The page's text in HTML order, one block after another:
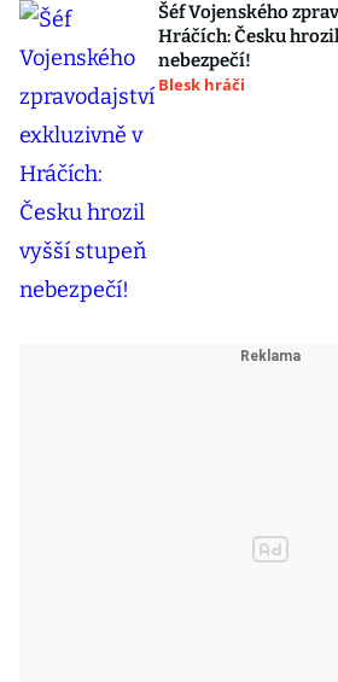
Šéf Vojenského
Hráčích: Česku
nebezpečí!
Blesk hráči